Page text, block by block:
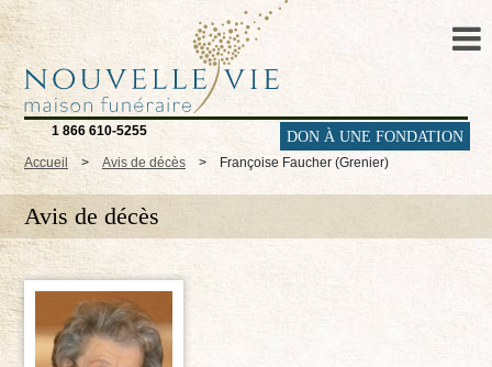
1 866 610-5255 DON À UNE FONDATION
Accueil > Avis de décès > Françoise Faucher (Grenier)
Avis de décès